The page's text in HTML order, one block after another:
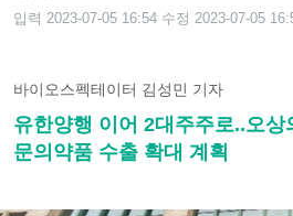
입력 2023-07-05 16:54 수정 2023-07-05
바이오스펙테이터 김성민 기자
유한양행 이어 2대주주로..오상
문의약품 수출 확대 계획